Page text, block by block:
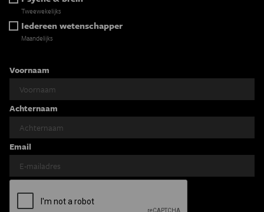
Tweewekelijks
Iedereen wetenschapper
Maandelijks
Voornaam
Achternaam
Email